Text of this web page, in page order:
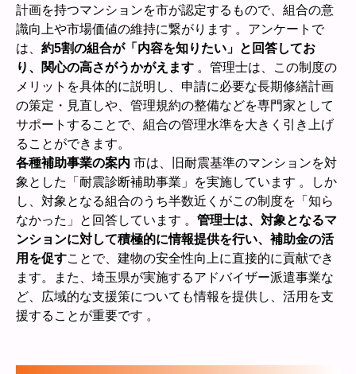
計画を持つマンションを市が認定するもので、組合の意
識向上や市場価値の維持に繋がります 。アンケートで
は、 約5割の組合が「内容を知りたい」と回答してお
り、関心の高さがうかがえます 。管理士は、この制度の
メリットを具体的に説明し、申請に必要な長期修繕計画
の策定・見直しや、管理規約の整備などを専門家として
サポートすることで、組合の管理水準を大きく引き上げ
ることができます。
各種補助事業の案内 市は、旧耐震基準のマンションを対
象とした「耐震診断補助事業」を実施しています 。しか
し、対象となる組合のうち半数近くがこの制度を「知ら
なかった」と回答しています 。 管理士は、対象となるマ
ンションに対して積極的に情報提供を行い、補助金の活
用を促すことで、建物の安全性向上に直接的に貢献でき
ます。また、埼玉県が実施するアドバイザー派遣事業な
ど、広域的な支援策についても情報を提供し、活用を支
援することが重要です 。